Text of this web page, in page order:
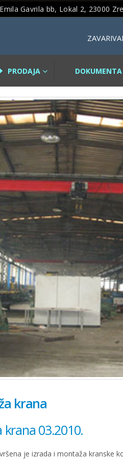
Gavrila bb, Lokal 2, 23000
PRODAJA DOKUMENTA
krana
03.2010.
je izrada i montaža kranske